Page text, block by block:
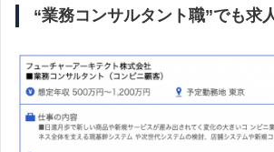
“業務コンサルタント職”でも求